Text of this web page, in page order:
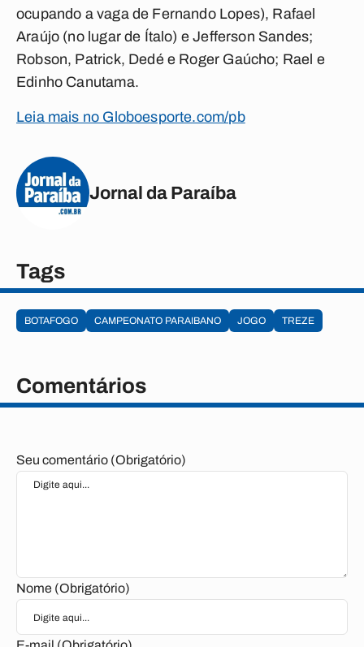
ocupando a vaga de Fernando Lopes), Rafael
Araújo (no lugar de Ítalo) e Jefferson Sandes;
Robson, Patrick, Dedé e Roger Gaúcho; Rael e
Edinho Canutama.
Leia mais no Globoesporte.com/pb
Jornal da Paraíba
Tags
BOTAFOGO CAMPEONATO PARAIBANO JOGO TREZE
Comentários
Seu comentário (Obrigatório)
Nome (Obrigatório)